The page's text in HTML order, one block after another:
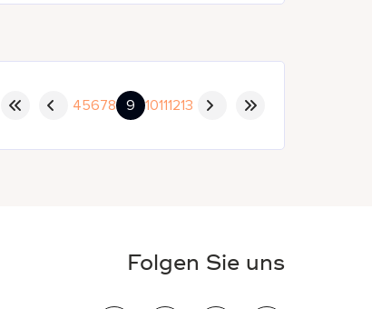
45678 9 10111213
Folgen Sie uns